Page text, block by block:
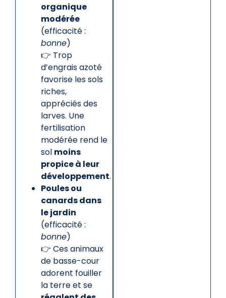
organique
modérée
(efficacité :
bonne)
👉 Trop
d’engrais azoté
favorise les sols
riches,
appréciés des
larves. Une
fertilisation
modérée rend le
sol moins
propice à leur
développement.
Poules ou
canards dans
le jardin
(efficacité :
bonne)
👉 Ces animaux
de basse-cour
adorent fouiller
la terre et se